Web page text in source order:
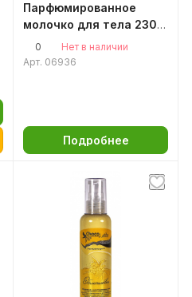
Парфюмированное
молочко для тела 230
мл0
Нет в наличии
Арт. 06936
Подробнее